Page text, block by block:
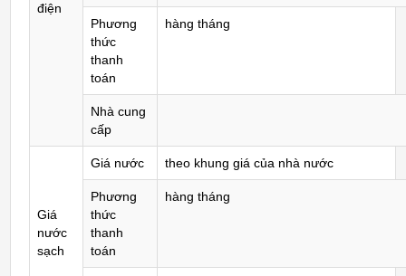
điện
Phương
thức
thanh
toán
hàng tháng
Nhà cung
cấp
Giá
nước
sạch
Giá nước theo khung giá của nhà nước
Phương
thức
thanh
toán
hàng tháng